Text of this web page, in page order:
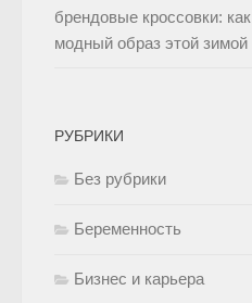
брендовые кроссовки:
модный образ этой зимой
РУБРИКИ
Без рубрики
Беременность
Бизнес и карьера